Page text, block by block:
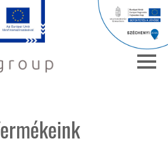
Termékeink